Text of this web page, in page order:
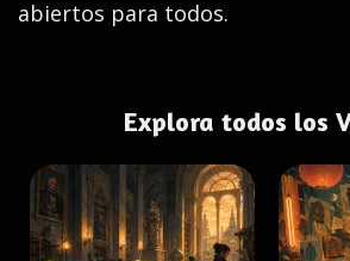
abiertos para todos.
Explora todos los